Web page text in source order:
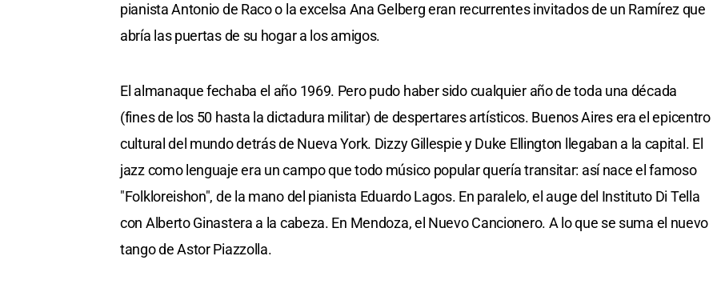
pianista Antonio de Raco o la excelsa Ana Gelberg eran recurrentes invitados de un Ramírez que
abría las puertas de su hogar a los amigos.
El almanaque fechaba el año 1969. Pero pudo haber sido cualquier año de toda una década
(fines de los 50 hasta la dictadura militar) de despertares artísticos. Buenos Aires era el epicentro
cultural del mundo detrás de Nueva York. Dizzy Gillespie y Duke Ellington llegaban a la capital. El
jazz como lenguaje era un campo que todo músico popular quería transitar: así nace el famoso
"Folkloreishon", de la mano del pianista Eduardo Lagos. En paralelo, el auge del Instituto Di Tella
con Alberto Ginastera a la cabeza. En Mendoza, el Nuevo Cancionero. A lo que se suma el nuevo
tango de Astor Piazzolla.